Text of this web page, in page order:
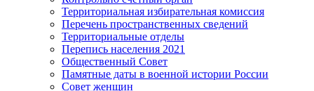
Территориальная избирательная комиссия
Перечень пространственных сведений
Территориальные отделы
Перепись населения 2021
Общественный Совет
Памятные даты в военной истории России
Совет женщин